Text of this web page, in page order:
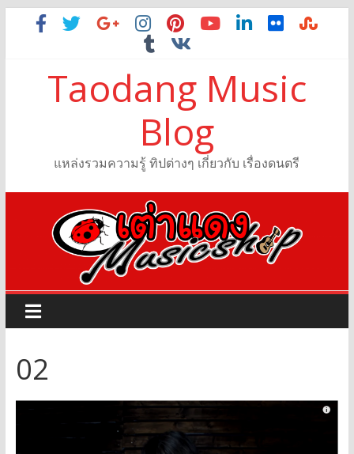
Taodang Music
Blog
แหล่งรวมความรู้ ทิปต่างๆ เกี่ยวกับ เรื่องดนตรี
02